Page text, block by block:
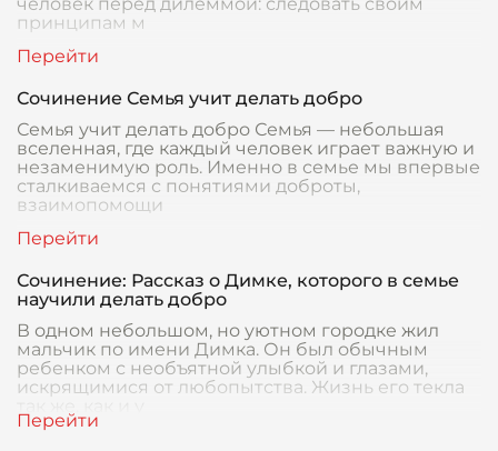
принципам м
Сочинение Семья учит делать добро
Семья учит делать добро Семья — небольшая
вселенная, где каждый человек играет важную и
незаменимую роль. Именно в семье мы впервые
сталкиваемся с понятиями доброты,
взаимопомощи
Сочинение: Рассказ о Димке, которого в семье
научили делать добро
В одном небольшом, но уютном городке жил
мальчик по имени Димка. Он был обычным
ребенком с необъятной улыбкой и глазами,
искрящимися от любопытства. Жизнь его текла